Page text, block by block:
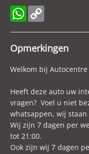
Modeldatum vanaf
Modeldatum tot
Emissieklasse
Max. trekgewicht
Gecombineerd
Verbruik stad
Verbruik snelweg
CO₂-emissie
WhatsApp
Link
Opmerkingen
Welkom bij Autocentre
Heeft deze auto uw
vragen? Voel u niet
whatsappen, wij
Wij zijn 7 dagen per
tot 21:00.
Ook zijn wij 7 dagen